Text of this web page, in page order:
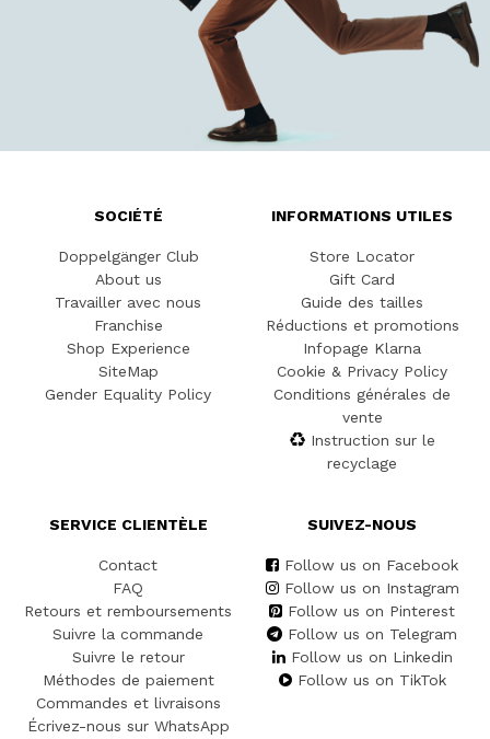
SOCIÉTÉ
Doppelgänger Club
About us
Travailler avec nous
Franchise
Shop Experience
SiteMap
Gender Equality Policy
INFORMATIONS UTILES
Store Locator
Gift Card
Guide des tailles
Réductions et promotions
Infopage Klarna
Cookie & Privacy Policy
Conditions générales de
vente
Instruction sur le
recyclage
SERVICE CLIENTÈLE
Contact
FAQ
Retours et remboursements
Suivre la commande
Suivre le retour
Méthodes de paiement
Commandes et livraisons
Écrivez-nous sur WhatsApp
SUIVEZ-NOUS
Follow us on Facebook
Follow us on Instagram
Follow us on Pinterest
Follow us on Telegram
Follow us on Linkedin
Follow us on TikTok